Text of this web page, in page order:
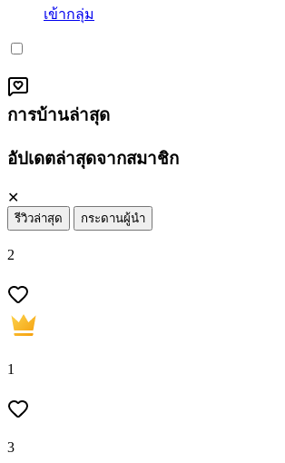
เข้ากลุ่ม
การบ้านล่าสุด
อัปเดตล่าสุดจากสมาชิก
✕
รีวิวล่าสุด กระดานผู้นำ
2
1
3